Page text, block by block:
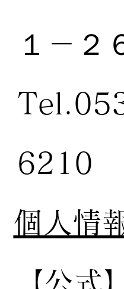
１－２
6210
個人情
【公式】